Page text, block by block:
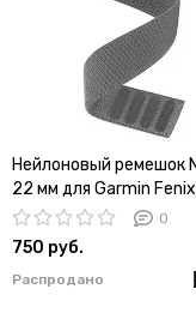
Нейлоновый ремешок
22 мм для Garmin
Fenix 6, Fenix 5, Fenix 5
Quatix 5, MARQ,
935 / 945, instinct,
Epix Gen 2 (Серый)
0
750 руб.
Распродано